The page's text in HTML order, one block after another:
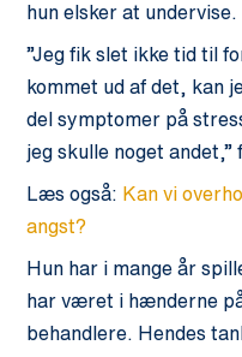
hun elsker at undervise.
”Jeg fik slet ikke tid til
kommet ud af det, kan
del symptomer på
jeg skulle noget
Læs også: Kan vi
angst?
Hun har i mange år
har været i hænderne
behandlere. Hendes